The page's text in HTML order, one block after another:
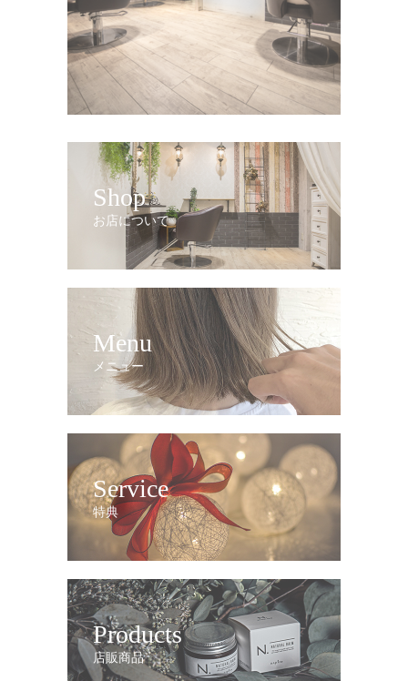
Shop
お店について
Menu
メニュー
Service
特典
Products
店販商品